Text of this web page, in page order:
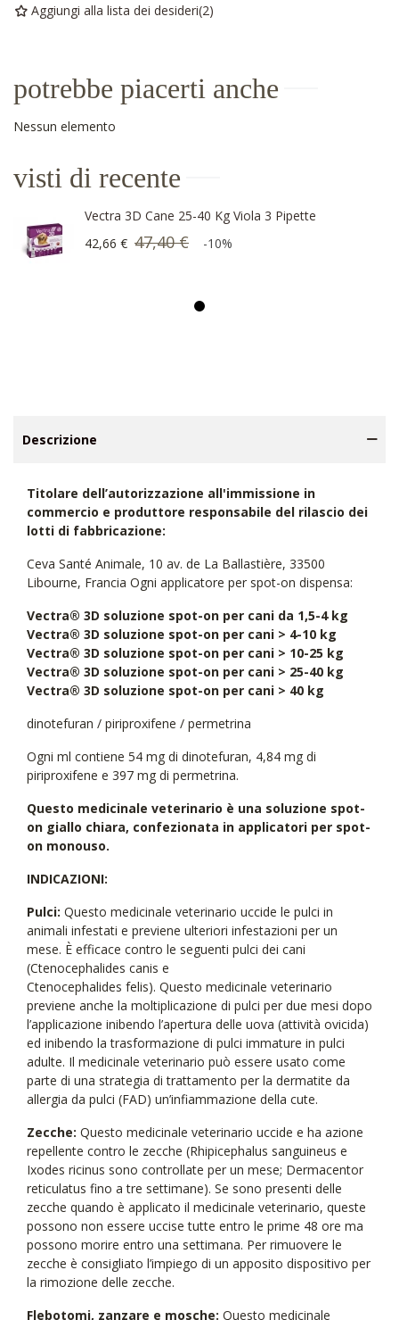
Aggiungi alla lista dei desideri(2)
potrebbe piacerti anche
Nessun elemento
visti di recente
Vectra 3D Cane 25-40 Kg Viola 3 Pipette
42,66 € 47,40 € -10%
Descrizione
Titolare dell’autorizzazione all'immissione in
commercio e produttore responsabile del rilascio dei
lotti di fabbricazione:
Ceva Santé Animale, 10 av. de La Ballastière, 33500
Libourne, Francia Ogni applicatore per spot-on dispensa:
Vectra® 3D soluzione spot-on per cani da 1,5-4 kg
Vectra® 3D soluzione spot-on per cani > 4-10 kg
Vectra® 3D soluzione spot-on per cani > 10-25 kg
Vectra® 3D soluzione spot-on per cani > 25-40 kg
Vectra® 3D soluzione spot-on per cani > 40 kg
dinotefuran / piriproxifene / permetrina
Ogni ml contiene 54 mg di dinotefuran, 4,84 mg di
piriproxifene e 397 mg di permetrina.
Questo medicinale veterinario è una soluzione spot-
on giallo chiara, confezionata in applicatori per spot-
on monouso.
INDICAZIONI:
Pulci: Questo medicinale veterinario uccide le pulci in
animali infestati e previene ulteriori infestazioni per un
mese. È efficace contro le seguenti pulci dei cani
(Ctenocephalides canis e
Ctenocephalides felis). Questo medicinale veterinario
previene anche la moltiplicazione di pulci per due mesi dopo
l’applicazione inibendo l’apertura delle uova (attività ovicida)
ed inibendo la trasformazione di pulci immature in pulci
adulte. Il medicinale veterinario può essere usato come
parte di una strategia di trattamento per la dermatite da
allergia da pulci (FAD) un’infiammazione della cute.
Zecche: Questo medicinale veterinario uccide e ha azione
repellente contro le zecche (Rhipicephalus sanguineus e
Ixodes ricinus sono controllate per un mese; Dermacentor
reticulatus fino a tre settimane). Se sono presenti delle
zecche quando è applicato il medicinale veterinario, queste
possono non essere uccise tutte entro le prime 48 ore ma
possono morire entro una settimana. Per rimuovere le
zecche è consigliato l’impiego di un apposito dispositivo per
la rimozione delle zecche.
Flebotomi, zanzare e mosche: Questo medicinale